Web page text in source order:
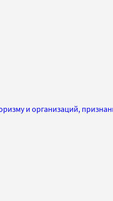
и организаций,